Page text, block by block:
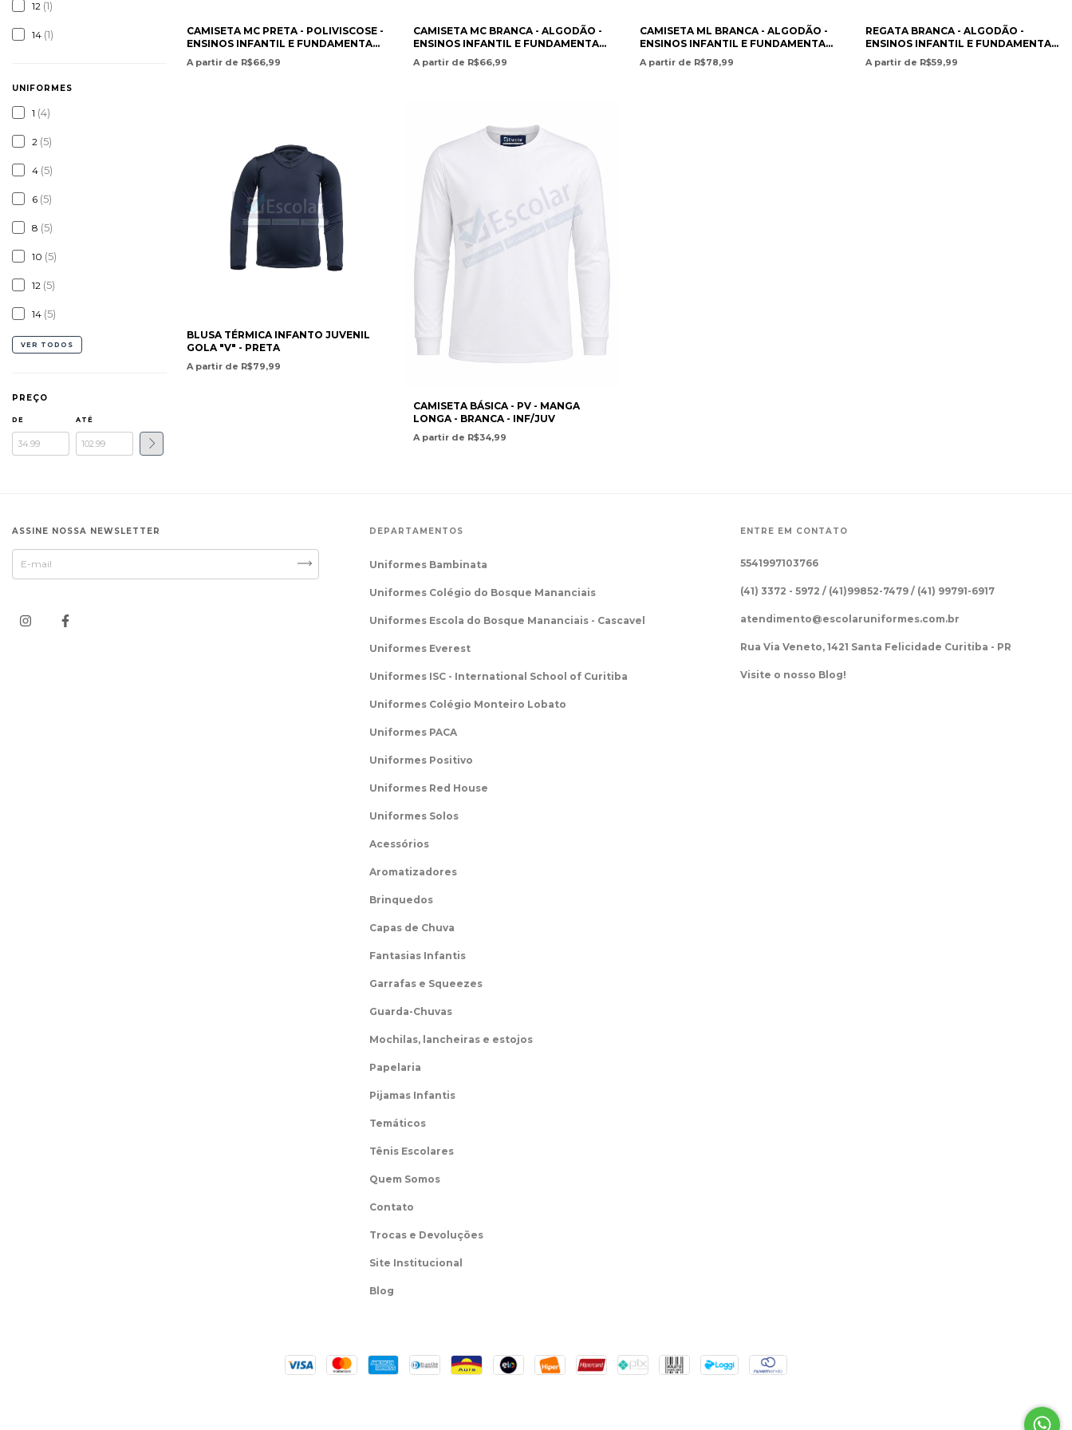
12 (1)
14 (1)
UNIFORMES
1 (4)
2 (5)
4 (5)
6 (5)
8 (5)
10 (5)
12 (5)
14 (5)
VER TODOS
PREÇO
DE ATÉ
CAMISETA MC PRETA - POLIVISCOSE -
ENSINOS INFANTIL E FUNDAMENTAL
- COLÉGIO MONTEIRO LOBATO
A partir de R$66,99
CAMISETA MC BRANCA - ALGODÃO -
ENSINOS INFANTIL E FUNDAMENTAL
- COLÉGIO MONTEIRO LOBATO
A partir de R$66,99
CAMISETA ML BRANCA - ALGODÃO -
ENSINOS INFANTIL E FUNDAMENTAL
- COLÉGIO MONTEIRO LOBATO
A partir de R$78,99
REGATA BRANCA - ALGODÃO -
ENSINOS INFANTIL E FUNDAMENTAL
- COLÉGIO MONTEIRO LOBATO
A partir de R$59,99
BLUSA TÉRMICA INFANTO JUVENIL
GOLA "V" - PRETA
A partir de R$79,99
CAMISETA BÁSICA - PV - MANGA
LONGA - BRANCA - INF/JUV
A partir de R$34,99
ASSINE NOSSA NEWSLETTER DEPARTAMENTOS
Uniformes Bambinata
Uniformes Colégio do Bosque Mananciais
Uniformes Escola do Bosque Mananciais - Cascavel
Uniformes Everest
Uniformes ISC - International School of Curitiba
Uniformes Colégio Monteiro Lobato
Uniformes PACA
Uniformes Positivo
Uniformes Red House
Uniformes Solos
Acessórios
Aromatizadores
Brinquedos
Capas de Chuva
Fantasias Infantis
Garrafas e Squeezes
Guarda-Chuvas
Mochilas, lancheiras e estojos
Papelaria
Pijamas Infantis
Temáticos
Tênis Escolares
Quem Somos
Contato
Trocas e Devoluções
Site Institucional
Blog
ENTRE EM CONTATO
5541997103766
(41) 3372 - 5972 / (41)99852-7479 / (41) 99791-6917
atendimento@escolaruniformes.com.br
Rua Via Veneto, 1421 Santa Felicidade Curitiba - PR
Visite o nosso Blog!